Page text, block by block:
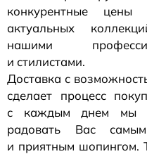
конкурентные
актуальных
нашими
и стилистами.
Доставка с
сделает процесс
с каждым днем мы
радовать Вас
и приятным шопингом.